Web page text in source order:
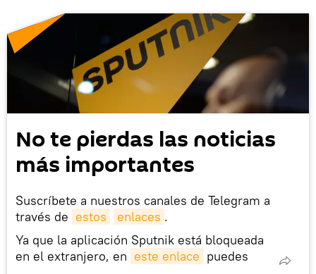
No te pierdas las noticias
más importantes
Suscríbete a nuestros canales de Telegram a
través de estos enlaces .
Ya que la aplicación Sputnik está bloqueada
en el extranjero, en este enlace puedes